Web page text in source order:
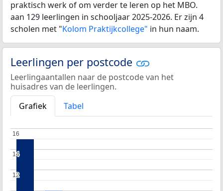
praktisch werk of om verder te leren op het MBO.
aan 129 leerlingen in schooljaar 2025-2026. Er zijn 4
scholen met "Kolom Praktijkcollege" in hun naam.
Leerlingen per postcode
Leerlingaantallen naar de postcode van het
huisadres van de leerlingen.
Grafiek
Tabel
12
12
14
14
16
16